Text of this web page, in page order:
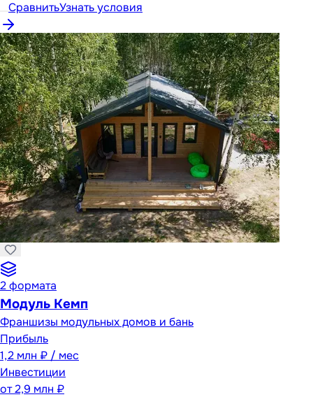
СравнитьУзнать условия
2формата
Модуль Кемп
Франшизы модульных домов и бань
Прибыль
1,2 млн ₽ / мес
Инвестиции
от2,9 млн ₽